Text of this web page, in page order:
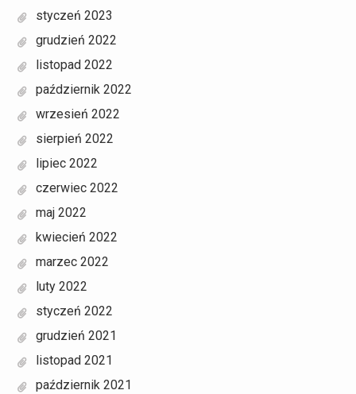
styczeń 2023
grudzień 2022
listopad 2022
październik 2022
wrzesień 2022
sierpień 2022
lipiec 2022
czerwiec 2022
maj 2022
kwiecień 2022
marzec 2022
luty 2022
styczeń 2022
grudzień 2021
listopad 2021
październik 2021